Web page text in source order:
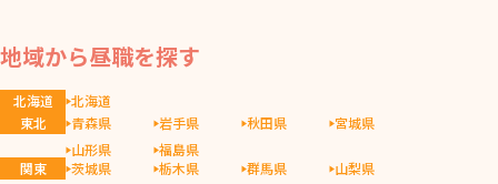
地域から昼職を探す
北海道
北海道
東北
青森県 岩手県 秋田県
宮城県
山形県
福島県
関東
茨城県 栃木県 群馬県
山梨県